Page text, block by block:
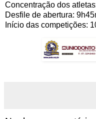
Concentração dos
Desfile de abertura:
Início das competições: